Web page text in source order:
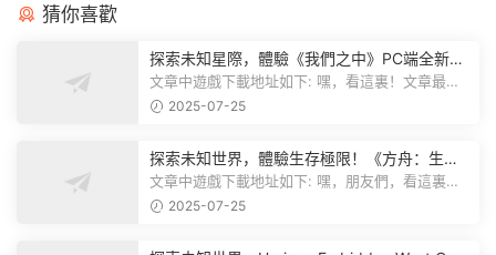
猜你喜歡
探索未知星際，體驗《我們之中》PC端全新版
本
文章中遊戲下載地址如下: 嘿，看這裏！文章最後
有個圖片，點一下就能加入我們遊...
2025-07-25
探索未知世界，體驗生存極限！《方舟：生存
飛升》v38.9中文版全新升級！
文章中遊戲下載地址如下: 嘿，朋友們，看這裏！
《方舟：生存飛升》這個遊戲超火...
2025-07-25